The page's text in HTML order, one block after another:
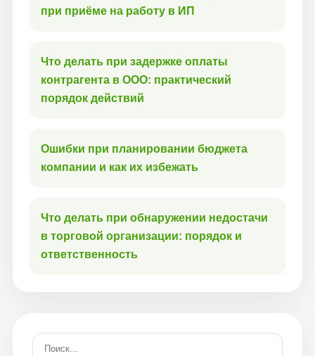
при приёме на работу в ИП
Что делать при задержке оплаты
контрагента в ООО: практический
порядок действий
Ошибки при планировании бюджета
компании и как их избежать
Что делать при обнаружении недостачи
в торговой организации: порядок и
ответственность